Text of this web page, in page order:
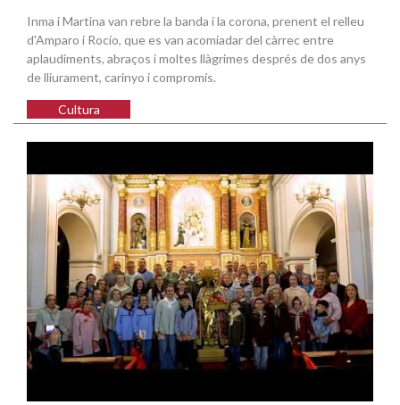
Inma i Martina van rebre la banda i la corona, prenent el relleu
d'Amparo i Rocío, que es van acomiadar del càrrec entre
aplaudiments, abraços i moltes llàgrimes després de dos anys
de lliurament, carinyo i compromís.
Cultura